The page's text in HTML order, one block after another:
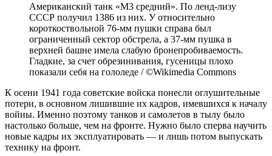
Американский танк «М3 средний». По ленд-лизу
СССР получил 1386 из них. У относительно
короткоствольной 76-мм пушки справа был
ограниченный сектор обстрела, а 37-мм пушка в
верхней башне имела слабую бронепробиваемость.
Гладкие, за счет обрезинивания, гусеницы плохо
показали себя на гололеде / ©Wikimedia Commons
К осени 1941 года советские войска понесли оглушительные
потери, в основном лишившие их кадров, имевшихся к началу
войны. Именно поэтому танков и самолетов в тылу было
настолько больше, чем на фронте. Нужно было сперва научить
новые кадры их эксплуатировать — и лишь потом выпускать
технику на фронт.